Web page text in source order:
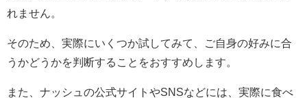
れません。
そのため、実際にいくつか試してみて、ご自身の好みに合
うかどうかを判断することをおすすめします。
また、ナッシュの公式サイトやSNSなどには、実際に食べ